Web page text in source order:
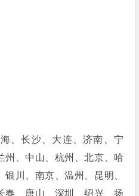
、长沙、大连、济南、宁
州、中山、杭州、北京、哈
川、南京、温州、昆明、
春、唐山、深圳、绍兴、扬